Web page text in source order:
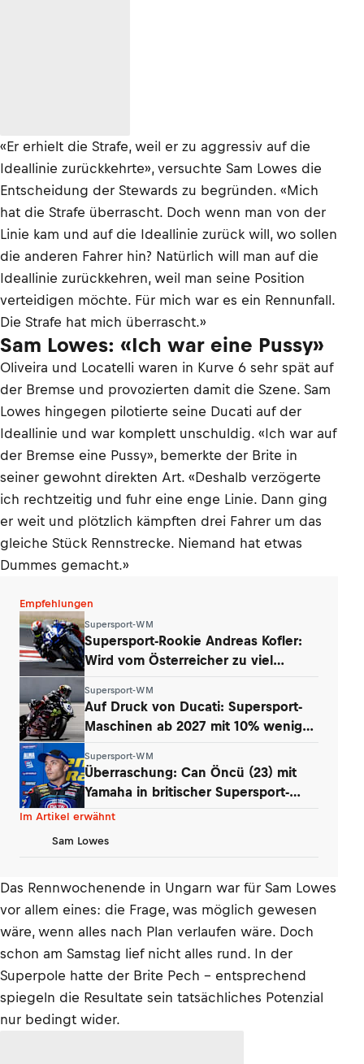
«Er erhielt die Strafe, weil er zu aggressiv auf die
Ideallinie zurückkehrte», versuchte Sam Lowes die
Entscheidung der Stewards zu begründen. «Mich
hat die Strafe überrascht. Doch wenn man von der
Linie kam und auf die Ideallinie zurück will, wo sollen
die anderen Fahrer hin? Natürlich will man auf die
Ideallinie zurückkehren, weil man seine Position
verteidigen möchte. Für mich war es ein Rennunfall.
Die Strafe hat mich überrascht.»
Sam Lowes: «Ich war eine Pussy»
Oliveira und Locatelli waren in Kurve 6 sehr spät auf
der Bremse und provozierten damit die Szene. Sam
Lowes hingegen pilotierte seine Ducati auf der
Ideallinie und war komplett unschuldig. «Ich war auf
der Bremse eine Pussy», bemerkte der Brite in
seiner gewohnt direkten Art. «Deshalb verzögerte
ich rechtzeitig und fuhr eine enge Linie. Dann ging
er weit und plötzlich kämpften drei Fahrer um das
gleiche Stück Rennstrecke. Niemand hat etwas
Dummes gemacht.»
Empfehlungen
Supersport-WM
Supersport-Rookie Andreas Kofler:
Wird vom Österreicher zu viel
Supersport-WM
Auf Druck von Ducati: Supersport-
Maschinen ab 2027 mit 10% weniger
Supersport-WM
Überraschung: Can Öncü (23) mit
Yamaha in britischer Supersport-
Serie
Im Artikel erwähnt
Sam Lowes
Das Rennwochenende in Ungarn war für Sam Lowes
vor allem eines: die Frage, was möglich gewesen
wäre, wenn alles nach Plan verlaufen wäre. Doch
schon am Samstag lief nicht alles rund. In der
Superpole hatte der Brite Pech – entsprechend
spiegeln die Resultate sein tatsächliches Potenzial
nur bedingt wider.